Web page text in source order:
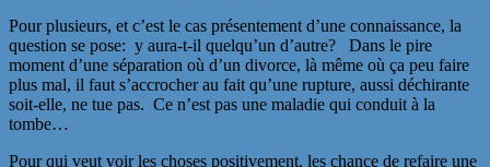
Pour plusieurs, et c’est le cas présentement d’une connaissance, la
question se pose: y aura-t-il quelqu’un d’autre? Dans le pire
moment d’une séparation où d’un divorce, là même où ça peu faire
plus mal, il faut s’accrocher au fait qu’une rupture, aussi déchirante
soit-elle, ne tue pas. Ce n’est pas une maladie qui conduit à la
tombe…
Pour qui veut voir les choses positivement, les chance de refaire une